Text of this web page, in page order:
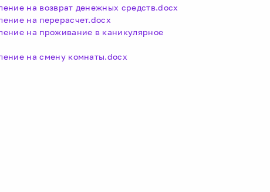
на возврат денежных средств.docx
на перерасчет.docx
на проживание в каникулярное
на смену комнаты.docx